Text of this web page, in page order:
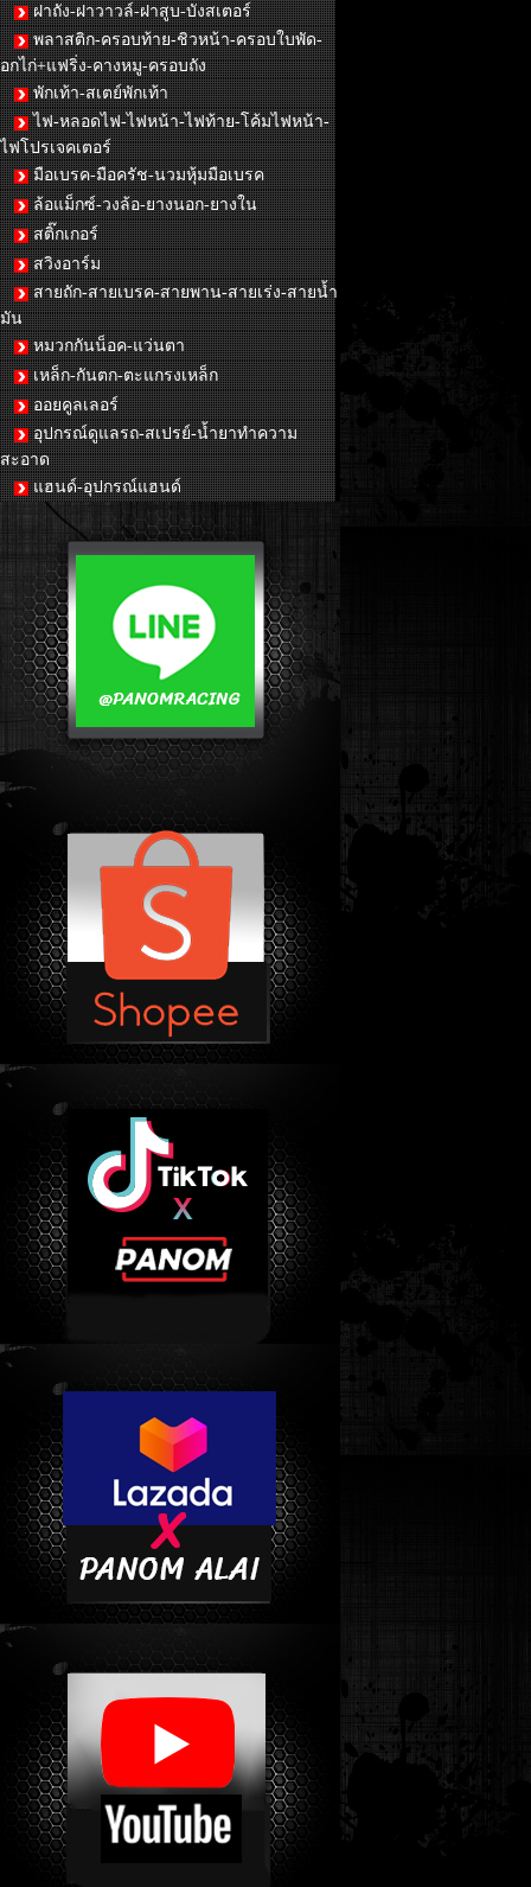
ฝาถัง-ฝาวาวล์-ฝาสูบ-บังสเตอร์
พลาสติก-ครอบท้าย-ชิวหน้า-ครอบใบพัด-
อกไก่+แฟริ่ง-คางหมู-ครอบถัง
พักเท้า-สเตย์พักเท้า
ไฟ-หลอดไฟ-ไฟหน้า-ไฟท้าย-โค้มไฟหน้า-
ไฟโปรเจคเตอร์
มือเบรค-มือครัช-นวมหุ้มมือเบรค
ล้อแม็กซ์-วงล้อ-ยางนอก-ยางใน
สติ๊กเกอร์
สวิงอาร์ม
สายถัก-สายเบรค-สายพาน-สายเร่ง-สายน้ำ
มัน
หมวกกันน็อค-แว่นตา
เหล็ก-กันตก-ตะแกรงเหล็ก
ออยคูลเลอร์
อุปกรณ์ดูแลรถ-สเปรย์-น้ำยาทำความ
สะอาด
แฮนด์-อุปกรณ์แฮนด์